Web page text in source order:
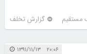
مستقیم گزارش تخلف
۲۰:۰۶ ۱۳۹۱/۱۱/۱۳